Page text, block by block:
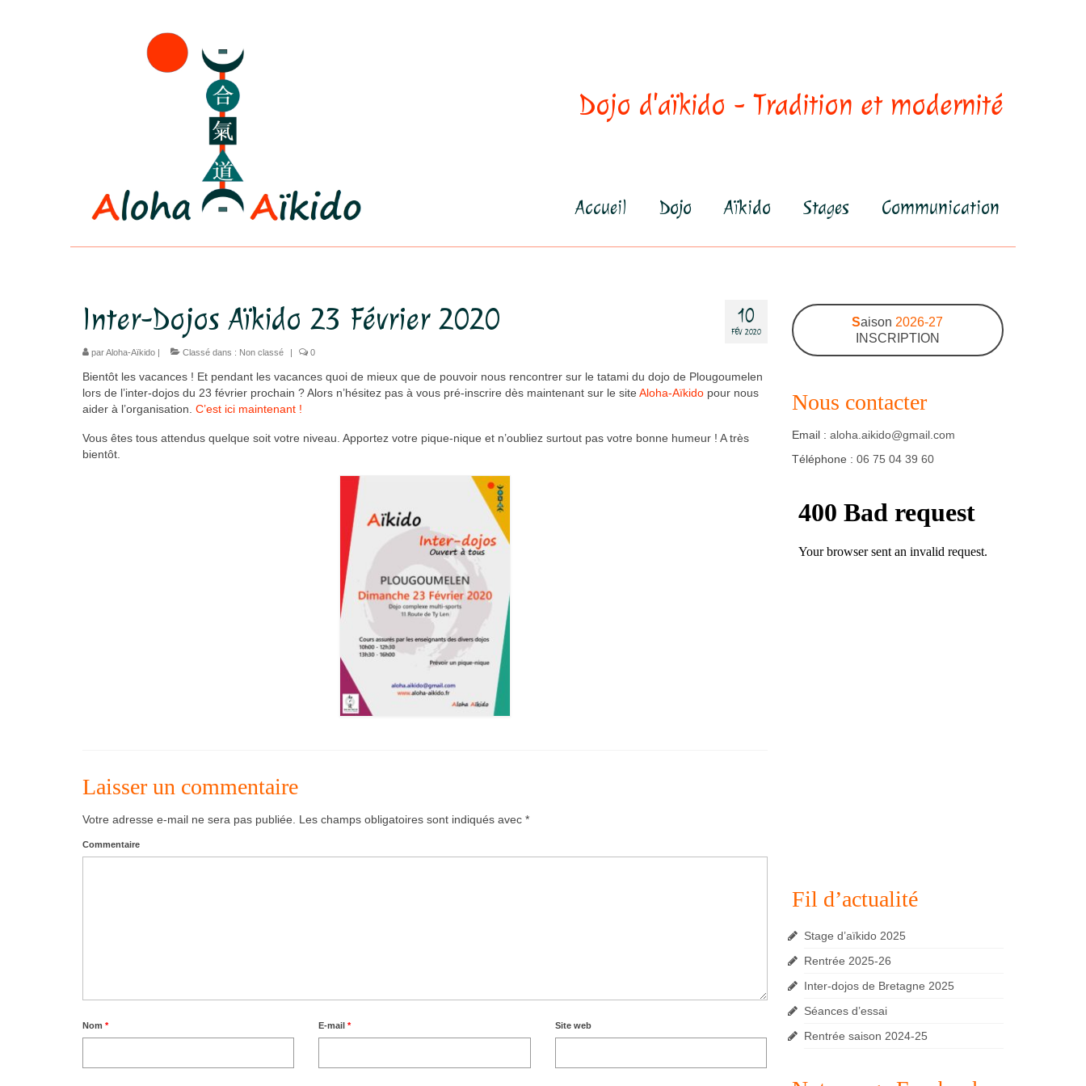
Accueil Dojo Aïkido Stages Communication
Dojo d'aïkido - Tradition et modernité
10
FÉV 2020
Inter-Dojos Aïkido 23 Février 2020
parAloha-Aïkido | Classé dans : Non classé | 0
Bientôt les vacances ! Et pendant les vacances quoi de mieux que de pouvoir nous rencontrer sur le tatami du dojo de Plougoumelen
lors de l’inter-dojos du 23 février prochain ? Alors n’hésitez pas à vous pré-inscrire dès maintenant sur le site Aloha-Aïkido pour nous
aider à l’organisation. C’est ici maintenant !
Vous êtes tous attendus quelque soit votre niveau. Apportez votre pique-nique et n’oubliez surtout pas votre bonne humeur ! A très
bientôt.
Laisser un commentaire
Votre adresse e-mail ne sera pas publiée. Les champs obligatoires sont indiqués avec *
Commentaire
Nom * E-mail* Site web
Saison 2026-27
INSCRIPTION
Nous contacter
Email : aloha.aikido@gmail.com
Téléphone : 06 75 04 39 60
Fil d’actualité
Stage d’aïkido 2025
Rentrée 2025-26
Inter-dojos de Bretagne 2025
Séances d’essai
Rentrée saison 2024-25